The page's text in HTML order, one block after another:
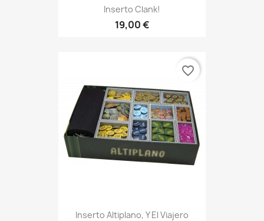
Inserto Clank!
19,00 €
Inserto Altiplano, Y El Viajero
favorite_border